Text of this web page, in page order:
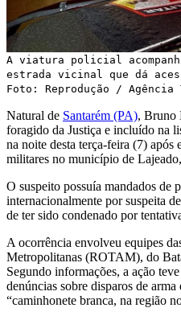
A viatura policial
estrada vicinal que dá
Foto: Reprodução / Agência
Natural de Santarém (PA), Bruno
foragido da Justiça e incluído na
na noite desta terça-feira (7)
militares no município de
O suspeito possuía mandados de
internacionalmente por suspeita
de ter sido condenado por
A ocorrência envolveu equipes
Metropolitanas (ROTAM), do
Segundo informações, a ação
denúncias sobre disparos de
“caminhonete branca, na região